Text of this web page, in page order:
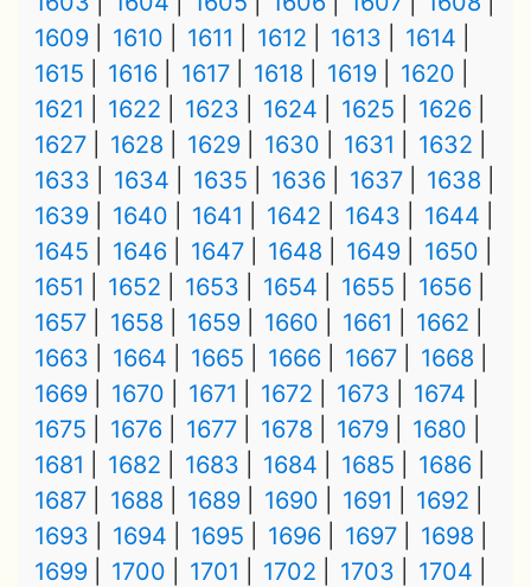
1609
1610 1611 1612 1613
1614
1615
1616 1617 1618 1619
1620
1621
1622 1623 1624 1625
1626
1627
1628 1629 1630 1631
1632
1633
1634 1635 1636 1637
1638
1639
1640 1641 1642 1643
1644
1645
1646 1647 1648 1649
1650
1651
1652 1653 1654 1655
1656
1657
1658 1659 1660 1661
1662
1663
1664 1665 1666 1667
1668
1669
1670 1671 1672 1673
1674
1675
1676 1677 1678 1679
1680
1681
1682 1683 1684 1685
1686
1687
1688 1689 1690 1691
1692
1693
1694 1695 1696 1697
1698
1699
1700 1701 1702 1703
1704